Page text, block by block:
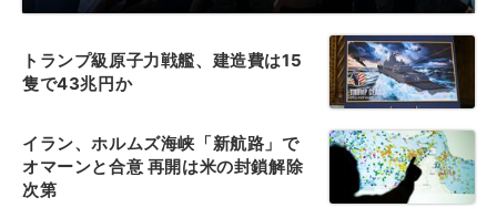
トランプ級原子力戦艦、建造費は15
隻で43兆円か
イラン、ホルムズ海峡「新航路」で
オマーンと合意 再開は米の封鎖解除
次第